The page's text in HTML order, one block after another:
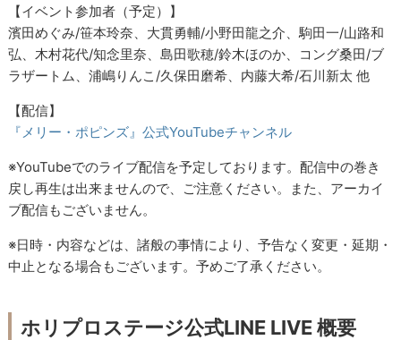
【イベント参加者（予定）】
濱田めぐみ/笹本玲奈、大貫勇輔/小野田龍之介、駒田一/山路和
弘、木村花代/知念里奈、島田歌穂/鈴木ほのか、コング桑田/ブ
ラザートム、浦嶋りんこ/久保田磨希、内藤大希/石川新太 他
【配信】
『メリー・ポピンズ』公式YouTubeチャンネル
※YouTubeでのライブ配信を予定しております。配信中の巻き
戻し再生は出来ませんので、ご注意ください。また、アーカイ
ブ配信もございません。
※日時・内容などは、諸般の事情により、予告なく変更・延期・
中止となる場合もございます。予めご了承ください。
ホリプロステージ公式LINE LIVE 概要